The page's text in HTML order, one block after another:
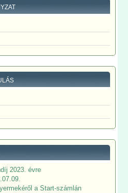
2023. évre
a Start-számlán